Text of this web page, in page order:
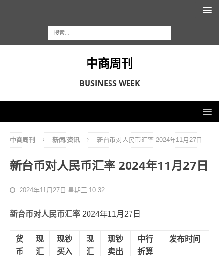
中商周刊
BUSINESS WEEK
中商周刊 新闻/资讯 新台币对人民币汇率 2024年11月27日
新台币对人民币汇率 2024年11月27日
2024年11月27日 星期三 10:32
新台币对人民币汇率 2024年11月27日
货
币
现
汇
现钞
买入
现
汇
现钞
卖出
中行
折算
发布时间